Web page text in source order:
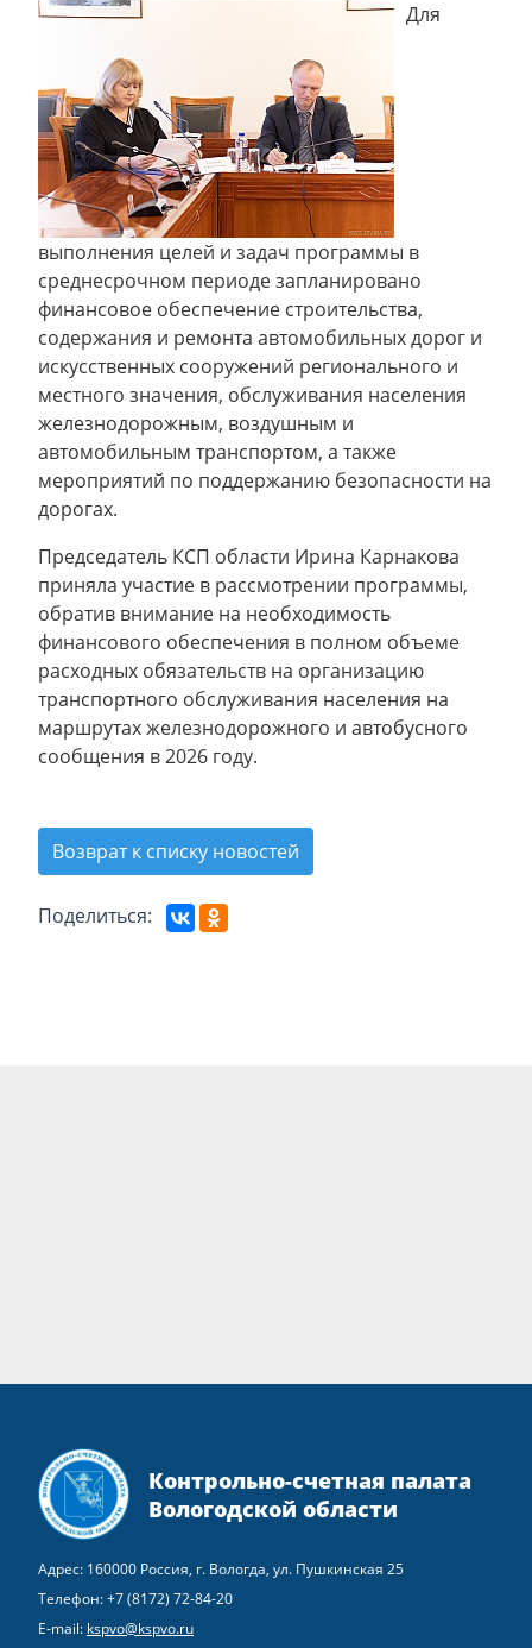
Для
выполнения целей и задач программы в
среднесрочном периоде запланировано
финансовое обеспечение строительства,
содержания и ремонта автомобильных дорог и
искусственных сооружений регионального и
местного значения, обслуживания населения
железнодорожным, воздушным и
автомобильным транспортом, а также
мероприятий по поддержанию безопасности на
дорогах.
Председатель КСП области Ирина Карнакова
приняла участие в рассмотрении программы,
обратив внимание на необходимость
финансового обеспечения в полном объеме
расходных обязательств на организацию
транспортного обслуживания населения на
маршрутах железнодорожного и автобусного
сообщения в 2026 году.
Возврат к списку новостей
Поделиться:
Контрольно-счетная палата
Вологодской области
Адрес: 160000 Россия, г. Вологда, ул. Пушкинская 25
Телефон:+7 (8172) 72-84-20
E-mail: kspvo@kspvo.ru